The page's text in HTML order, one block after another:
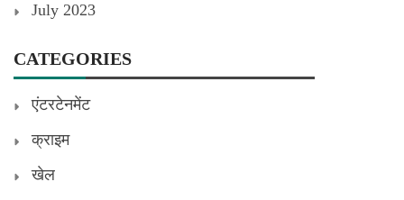
July 2023
CATEGORIES
एंटरटेनमेंट
क्राइम
खेल